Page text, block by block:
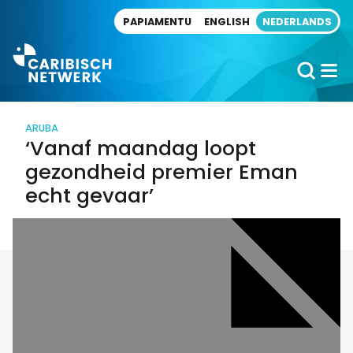
PAPIAMENTU ENGLISH NEDERLANDS
ARUBA
‘Vanaf maandag loopt
gezondheid premier Eman
echt gevaar’